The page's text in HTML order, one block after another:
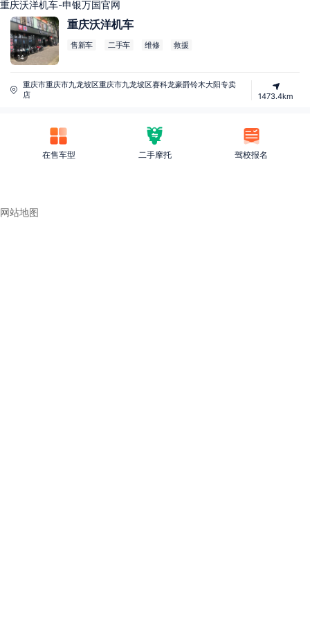
重庆沃洋机车-申银万国官网
14
重庆沃洋机车
售新车 二手车 维修 救援
重庆市重庆市九龙坡区重庆市九龙坡区赛科龙豪爵铃木大阳专卖
店
1473.4km
在售车型 二手摩托 驾校报名
网站地图